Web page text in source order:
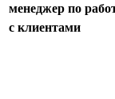
менеджер по
с клиентами